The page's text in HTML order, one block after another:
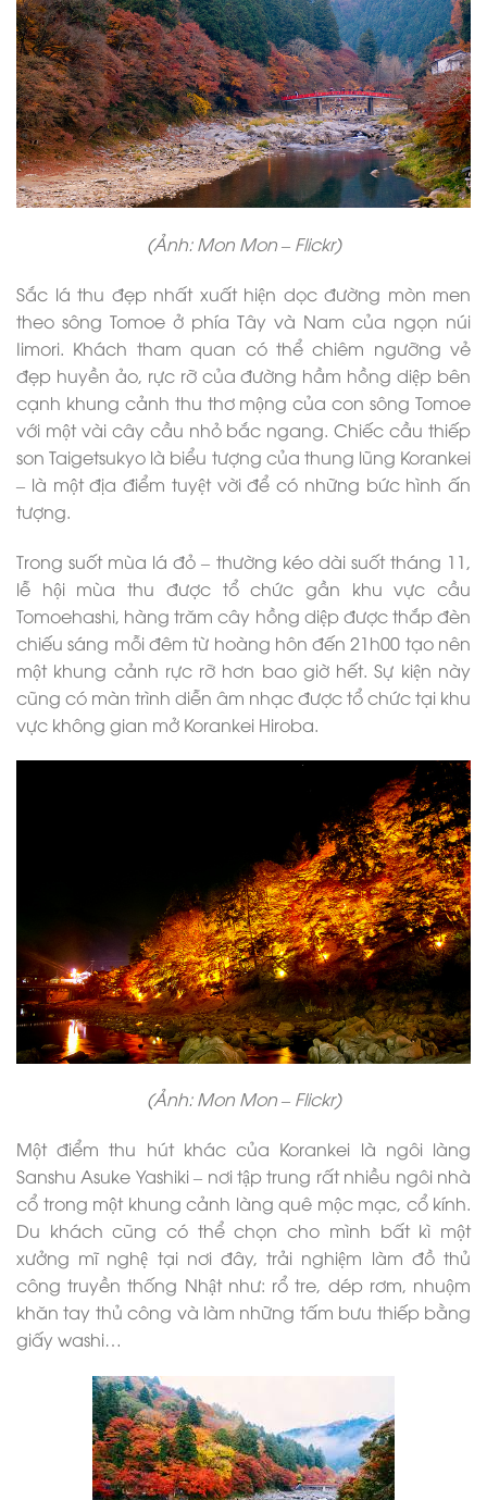
(Ảnh: Mon Mon – Flickr)
Sắc lá thu đẹp nhất xuất hiện dọc đường mòn men
theo sông Tomoe ở phía Tây và Nam của ngọn núi
Iimori. Khách tham quan có thể chiêm ngưỡng vẻ
đẹp huyền ảo, rực rỡ của đường hầm hồng diệp bên
cạnh khung cảnh thu thơ mộng của con sông Tomoe
với một vài cây cầu nhỏ bắc ngang. Chiếc cầu thiếp
son Taigetsukyo là biểu tượng của thung lũng Korankei
– là một địa điểm tuyệt vời để có những bức hình ấn
tượng.
Trong suốt mùa lá đỏ – thường kéo dài suốt tháng 11,
lễ hội mùa thu được tổ chức gần khu vực cầu
Tomoehashi, hàng trăm cây hồng diệp được thắp đèn
chiếu sáng mỗi đêm từ hoàng hôn đến 21h00 tạo nên
một khung cảnh rực rỡ hơn bao giờ hết. Sự kiện này
cũng có màn trình diễn âm nhạc được tổ chức tại khu
vực không gian mở Korankei Hiroba.
(Ảnh: Mon Mon – Flickr)
Một điểm thu hút khác của Korankei là ngôi làng
Sanshu Asuke Yashiki – nơi tập trung rất nhiều ngôi nhà
cổ trong một khung cảnh làng quê mộc mạc, cổ kính.
Du khách cũng có thể chọn cho mình bất kì một
xưởng mĩ nghệ tại nơi đây, trải nghiệm làm đồ thủ
công truyền thống Nhật như: rổ tre, dép rơm, nhuộm
khăn tay thủ công và làm những tấm bưu thiếp bằng
giấy washi…